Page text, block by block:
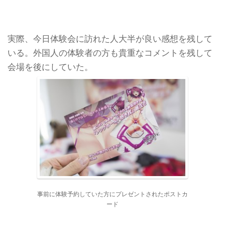
実際、今日体験会に訪れた人大半が良い感想を残して
いる。外国人の体験者の方も貴重なコメントを残して
会場を後にしていた。
事前に体験予約していた方にプレゼントされたポストカ
ード